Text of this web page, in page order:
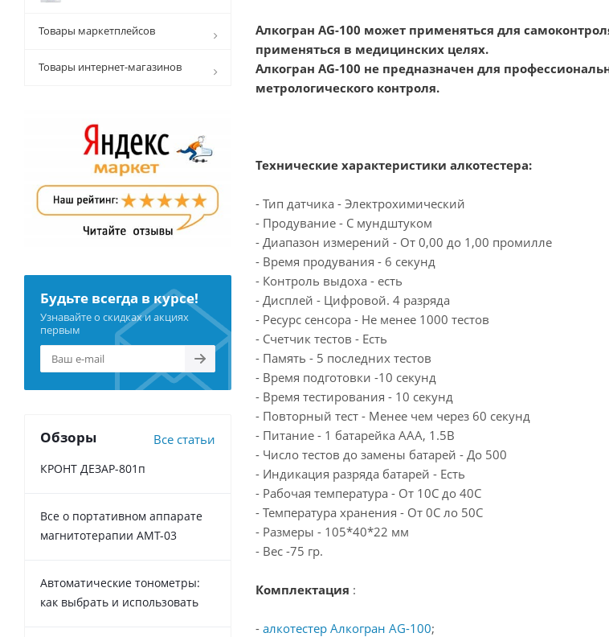
Алкогран AG-100 может применяться для
применяться в медицинских целях.
Алкогран AG-100 не предназначен для
метрологического контроля.
Технические характеристики алкотестера:
- Тип датчика - Электрохимический
- Продувание - С мундштуком
- Диапазон измерений - От 0,00 до 1,00 промилле
- Время продувания - 6 секунд
- Контроль выдоха - есть
- Дисплей - Цифровой. 4 разряда
- Ресурс сенсора - Не менее 1000 тестов
- Счетчик тестов - Есть
- Память - 5 последних тестов
- Время подготовки -10 секунд
- Время тестирования - 10 секунд
- Повторный тест - Менее чем через 60 секунд
- Питание - 1 батарейка ААА, 1.5В
- Число тестов до замены батарей - До 500
- Индикация разряда батарей - Есть
- Рабочая температура - От 10С до 40С
- Температура хранения - От 0С ло 50С
- Размеры - 105*40*22 мм
- Вес -75 гр.
Комплектация :
- алкотестер Алкогран AG-100;
Товары маркетплейсов
Товары интернет-магазинов
Будьте всегда в курсе!
Узнавайте о скидках и акциях
первым
Обзоры Все статьи
КРОНТ ДЕЗАР-801п
Все о портативном аппарате
магнитотерапии АМТ-03
Автоматические тонометры:
как выбрать и использовать